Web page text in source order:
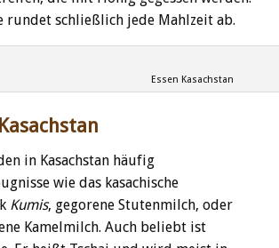
rundet schließlich jede Mahlzeit ab.
Essen Kasachstan
in Kasachstan häufig
wie das kasachische
Kumis, gegorene Stutenmilch, oder
Kamelmilch. Auch beliebt ist